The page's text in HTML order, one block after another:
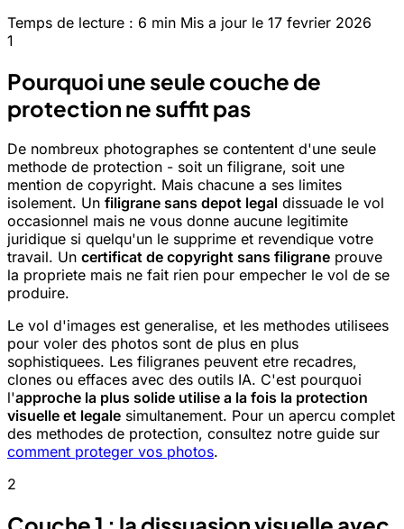
Temps de lecture : 6 min Mis a jour le 17 fevrier 2026
1
Pourquoi une seule couche de
protection ne suffit pas
De nombreux photographes se contentent d'une seule
methode de protection - soit un filigrane, soit une
mention de copyright. Mais chacune a ses limites
isolement. Un filigrane sans depot legal dissuade le vol
occasionnel mais ne vous donne aucune legitimite
juridique si quelqu'un le supprime et revendique votre
travail. Un certificat de copyright sans filigrane prouve
la propriete mais ne fait rien pour empecher le vol de se
produire.
Le vol d'images est generalise, et les methodes utilisees
pour voler des photos sont de plus en plus
sophistiquees. Les filigranes peuvent etre recadres,
clones ou effaces avec des outils IA. C'est pourquoi
l'approche la plus solide utilise a la fois la protection
visuelle et legale simultanement. Pour un apercu complet
des methodes de protection, consultez notre guide sur
comment proteger vos photos.
2